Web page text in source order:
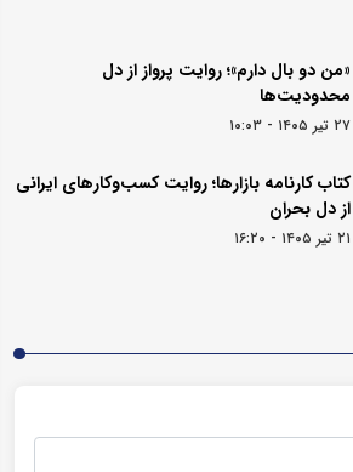
«من دو بال دارم»؛ روایت پرواز از دل
محدودیت‌ها
۲۷ تیر ۱۴۰۵ - ۱۰:۰۳
کتاب کارنامه بازارها؛ روایت کسب‌و‌کارهای ایرانی
از دل بحران
۲۱ تیر ۱۴۰۵ - ۱۶:۲۰